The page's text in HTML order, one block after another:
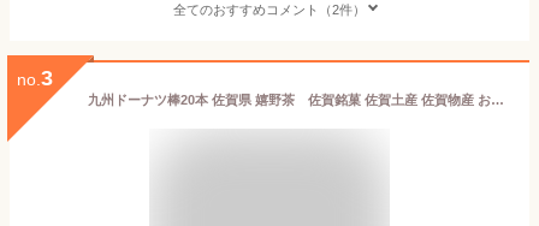
全てのおすすめコメント（2件）
no. 3
九州ドーナツ棒20本 佐賀県 嬉野茶 佐賀銘菓 佐賀土産 佐賀物産 お歳暮 ギフト ドーナツ お菓子 個包装 スイーツ ギフト 業務用 お取り寄せ 黒糖 おやつ 詰め合わせ おかし 食べ物 お歳暮 プレゼント 実用的 お取り寄せスイーツ